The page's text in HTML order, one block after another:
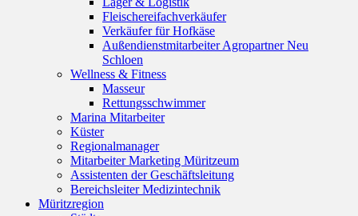
Fleischereifachverkäufer
Verkäufer für Hofkäse
Außendienstmitarbeiter Agropartner Neu
Schloen
Wellness & Fitness
Masseur
Rettungsschwimmer
Marina Mitarbeiter
Küster
Regionalmanager
Mitarbeiter Marketing Müritzeum
Assistenten der Geschäftsleitung
Bereichsleiter Medizintechnik
Müritzregion